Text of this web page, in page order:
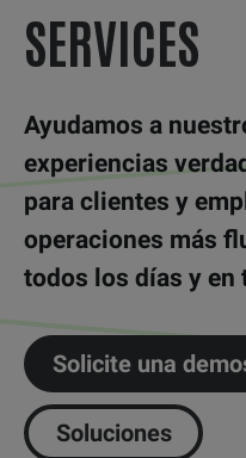
SERVICES
Ayudamos a
experiencias
para clientes y
operaciones más
todos los días y en
Solicite una
Soluciones